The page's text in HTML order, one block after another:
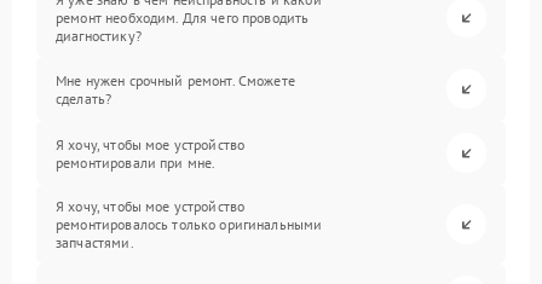
ремонт необходим. Для чего проводить
диагностику?
Мне нужен срочный ремонт. Сможете
сделать?
Я хочу, чтобы мое устройство
ремонтировали при мне.
Я хочу, чтобы мое устройство
ремонтировалось только оригинальными
запчастями.